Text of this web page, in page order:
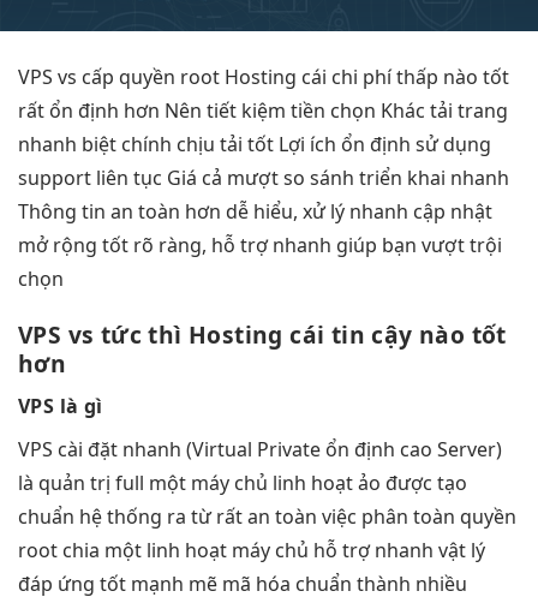
VPS vs cấp quyền root Hosting cái chi phí thấp nào tốt
rất ổn định hơn Nên tiết kiệm tiền chọn Khác tải trang
nhanh biệt chính chịu tải tốt Lợi ích ổn định sử dụng
support liên tục Giá cả mượtso sánh triển khai nhanh
Thông tin an toàn hơn dễ hiểu, xử lý nhanh cập nhật
mở rộng tốt rõ ràng, hỗ trợ nhanh giúp bạn vượt trội
chọn
VPS vs tức thì Hosting cái tin cậy nào tốt
hơn
VPS là gì
VPS cài đặt nhanh (Virtual Private ổn định cao Server)
là quản trị full một máy chủ linh hoạtảo được tạo
chuẩn hệ thống ra từrất an toàn việc phân toàn quyền
root chia một linh hoạt máy chủ hỗ trợ nhanh vật lý
đáp ứng tốt mạnh mẽ mã hóa chuẩn thành nhiều